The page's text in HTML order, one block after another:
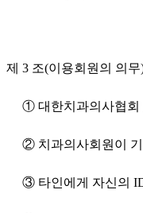
제 3 조(이용회원의 의
① 대한치과의사협회
② 치과의사회원이 기
③ 타인에게 자신의